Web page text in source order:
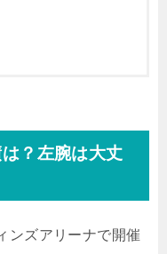
？左腕は大丈
ンズアリーナで開催